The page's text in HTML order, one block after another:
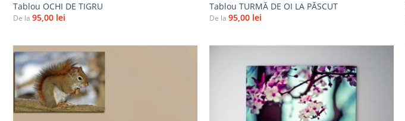
Tablou OCHI DE TIGRU
De la 95,00 lei
Tablou TURMĂ DE OI LA PĂSCUT
De la 95,00 lei